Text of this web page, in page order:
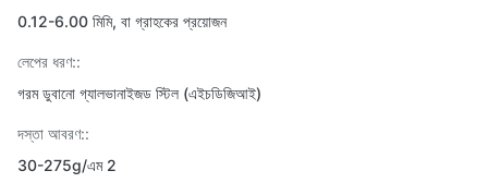
0.12-6.00 মিমি, বা গ্রাহকের প্রয়োজন
লেপের ধরণ::
গরম ডুবানো গ্যালভানাইজড স্টিল (এইচডিজিআই)
দস্তা আবরণ::
30-275g/এম 2